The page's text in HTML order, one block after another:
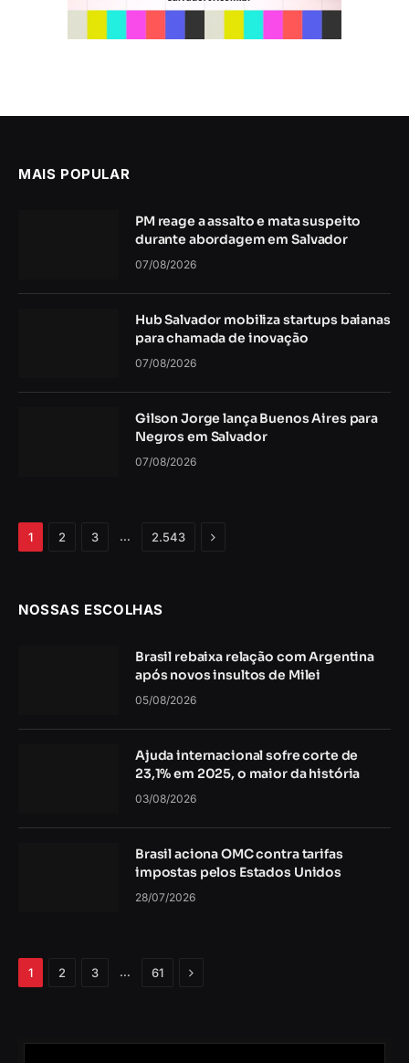
MAIS POPULAR
PM reage a assalto e mata suspeito
durante abordagem em Salvador
07/08/2026
Hub Salvador mobiliza startups baianas
para chamada de inovação
07/08/2026
Gilson Jorge lança Buenos Aires para
Negros em Salvador
07/08/2026
1 2 3 … 2.543 Próximo
NOSSAS ESCOLHAS
Brasil rebaixa relação com Argentina
após novos insultos de Milei
05/08/2026
Ajuda internacional sofre corte de
23,1% em 2025, o maior da história
03/08/2026
Brasil aciona OMC contra tarifas
impostas pelos Estados Unidos
28/07/2026
1 2 3 … 61 Próximo